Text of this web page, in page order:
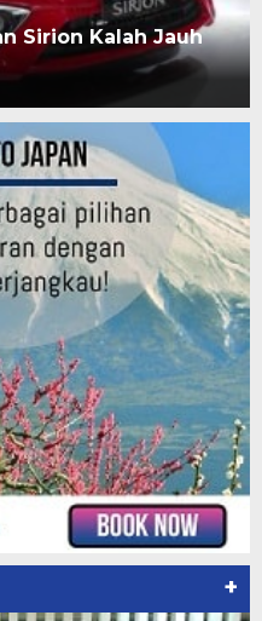
Sirion Kalah Jauh
+